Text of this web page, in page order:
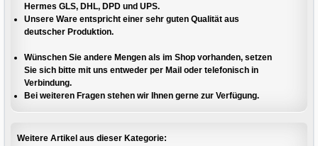
Hermes GLS, DHL, DPD und UPS.
Unsere Ware entspricht einer sehr guten Qualität aus
deutscher Produktion.
Wünschen Sie andere Mengen als im Shop vorhanden, setzen
Sie sich bitte mit uns entweder per Mail oder telefonisch in
Verbindung.
Bei weiteren Fragen stehen wir Ihnen gerne zur Verfügung.
Weitere Artikel aus dieser Kategorie: